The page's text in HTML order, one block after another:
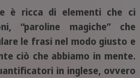
è ricca di elementi che ci
“paroline magiche” che
le frasi nel modo giusto e
ciò che abbiamo in mente.
in inglese, ovvero